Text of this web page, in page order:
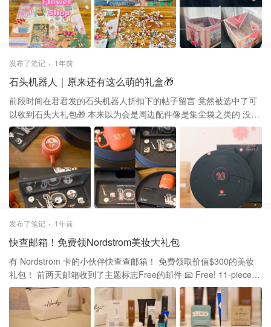
合新手入门！ 🧩 最后再表杨一下这个盒子，太可爱啦 打开了盖子再
加工一下就变成了图三的收纳盒 小朋友表示超级满意👍 开箱帖子看
这里⬇️ 大家一起来种草吧 拼图开箱｜梦幻绝美的Galison拼图
发布了笔记 1年前
石头机器人｜原来还有这么萌的礼盒🎁
前段时间在君君发的石头机器人折扣下的帖子留言 竟然被选中了可
以收到石头大礼包🎁 本来以为会是周边配件像是集尘袋之类的 没想
到竟然收到了如此可爱又精致的礼盒 好用心的设计，必须发个帖子
美一美！💕 这个礼盒是 Roborock 石头 十周年纪念 里面有个复古红
杯子 还有一组石头十年来的一些产品组成的铁制摆件 还有几张萌萌
的贴纸 完全是出乎意料的礼物和设计 满满的童心，很喜欢💕 以后用
这个杯子喝水 会不会就不断提醒自己让机器人开始打扫卫生啦😆
发布了笔记 1年前
快查邮箱！免费领Nordstrom美妆大礼包
有 Nordstrom 卡的小伙伴快查查邮箱！ 免费领取价值$300的美妆
礼包！ 前两天邮箱收到了主题标志Free的邮件 📧 Free! 11-piece
beauty bag ($300 value) just for cardmembers 说是无需消费去美
妆部前台领就好。 周末去试了下，真的是超丝滑领取👍 带着邮件直
接去领就行！ 赶紧分享一下，姐妹们快查查邮箱。 🎁礼包真的是很